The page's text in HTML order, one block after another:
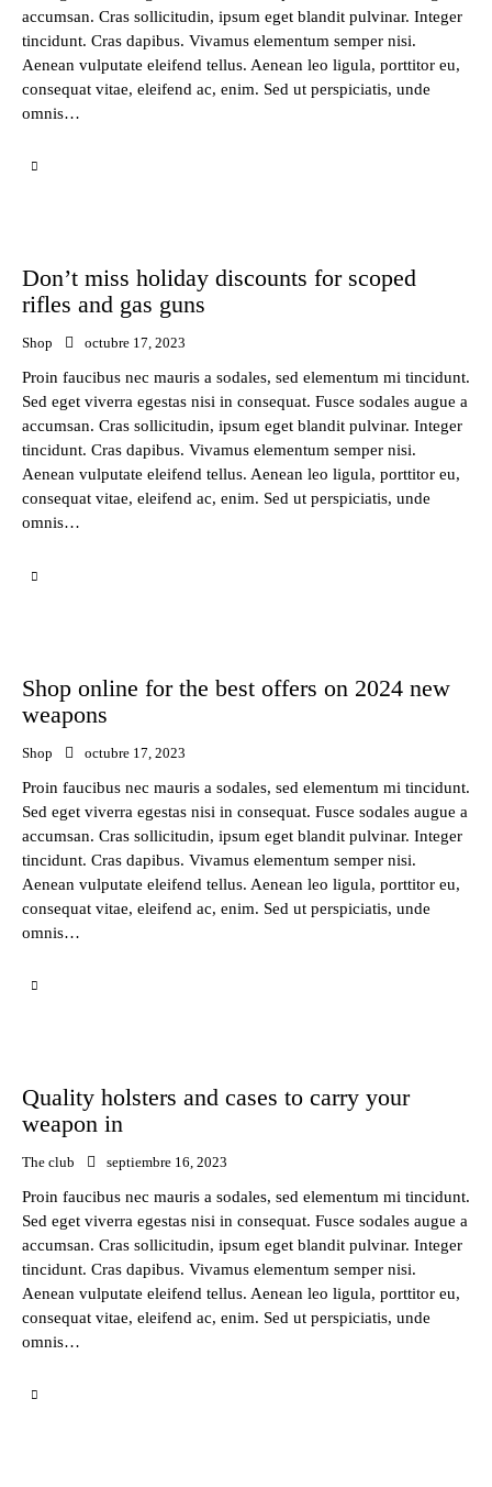
accumsan. Cras sollicitudin, ipsum eget blandit pulvinar. Integer
tincidunt. Cras dapibus. Vivamus elementum semper nisi.
Aenean vulputate eleifend tellus. Aenean leo ligula, porttitor eu,
consequat vitae, eleifend ac, enim. Sed ut perspiciatis, unde
omnis…
Don’t miss holiday discounts for scoped
rifles and gas guns
Shop octubre 17, 2023
Proin faucibus nec mauris a sodales, sed elementum mi tincidunt.
Sed eget viverra egestas nisi in consequat. Fusce sodales augue a
accumsan. Cras sollicitudin, ipsum eget blandit pulvinar. Integer
tincidunt. Cras dapibus. Vivamus elementum semper nisi.
Aenean vulputate eleifend tellus. Aenean leo ligula, porttitor eu,
consequat vitae, eleifend ac, enim. Sed ut perspiciatis, unde
omnis…
Shop online for the best offers on 2024 new
weapons
Shop octubre 17, 2023
Proin faucibus nec mauris a sodales, sed elementum mi tincidunt.
Sed eget viverra egestas nisi in consequat. Fusce sodales augue a
accumsan. Cras sollicitudin, ipsum eget blandit pulvinar. Integer
tincidunt. Cras dapibus. Vivamus elementum semper nisi.
Aenean vulputate eleifend tellus. Aenean leo ligula, porttitor eu,
consequat vitae, eleifend ac, enim. Sed ut perspiciatis, unde
omnis…
Quality holsters and cases to carry your
weapon in
The club septiembre 16, 2023
Proin faucibus nec mauris a sodales, sed elementum mi tincidunt.
Sed eget viverra egestas nisi in consequat. Fusce sodales augue a
accumsan. Cras sollicitudin, ipsum eget blandit pulvinar. Integer
tincidunt. Cras dapibus. Vivamus elementum semper nisi.
Aenean vulputate eleifend tellus. Aenean leo ligula, porttitor eu,
consequat vitae, eleifend ac, enim. Sed ut perspiciatis, unde
omnis…